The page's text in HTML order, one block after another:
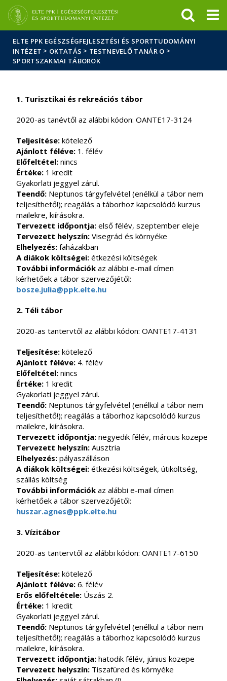
Hírek
Események
ELTE a
sajtóban
ELTE PPK EGÉSZSÉGFEJLESZTÉSI ÉS SPORTTUDOMÁNYI
INTÉZET > OKTATÁS > TESTNEVELŐ TANÁR O >
SPORTSZAKMAI TÁBOROK
1. Turisztikai és rekreációs tábor
2020-as tanévtől az alábbi kódon: OANTE17-3124
Teljesítése: kötelező
Ajánlott féléve: 1. félév
Előfeltétel: nincs
Értéke: 1 kredit
Gyakorlati jeggyel zárul.
Teendő: Neptunos tárgyfelvétel (enélkül a tábor nem
teljesíthető!); reagálás a táborhoz kapcsolódó kurzus
mailekre, kiírásokra.
Tervezett időpontja: első félév, szeptember eleje
Tervezett helyszín: Visegrád és környéke
Elhelyezés: faházakban
A diákok költségei: étkezési költségek
További információk az alábbi e-mail címen
kérhetőek a tábor szervezőjétől:
bosze.julia@ppk.elte.hu
2. Téli tábor
2020-as tantervtől az alábbi kódon: OANTE17-4131
Teljesítése: kötelező
Ajánlott féléve: 4. félév
Előfeltétel: nincs
Értéke: 1 kredit
Gyakorlati jeggyel zárul.
Teendő: Neptunos tárgyfelvétel (enélkül a tábor nem
teljesíthető!); reagálás a táborhoz kapcsolódó kurzus
mailekre, kiírásokra.
Tervezett időpontja: negyedik félév, március közepe
Tervezett helyszín: Ausztria
Elhelyezés: pályaszálláson
A diákok költségei: étkezési költségek, útiköltség,
szállás költség
További információk az alábbi e-mail címen
kérhetőek a tábor szervezőjétől:
huszar.agnes@ppk.elte.hu
3. Vízitábor
2020-as tantervtől az alábbi kódon: OANTE17-6150
Teljesítése: kötelező
Ajánlott féléve: 6. félév
Erős előfeltétele: Úszás 2.
Értéke: 1 kredit
Gyakorlati jeggyel zárul.
Teendő: Neptunos tárgyfelvétel (enélkül a tábor nem
teljesíthető!); reagálás a táborhoz kapcsolódó kurzus
mailekre, kiírásokra.
Tervezett időpontja: hatodik félév, június közepe
Tervezett helyszín: Tiszafüred és környéke